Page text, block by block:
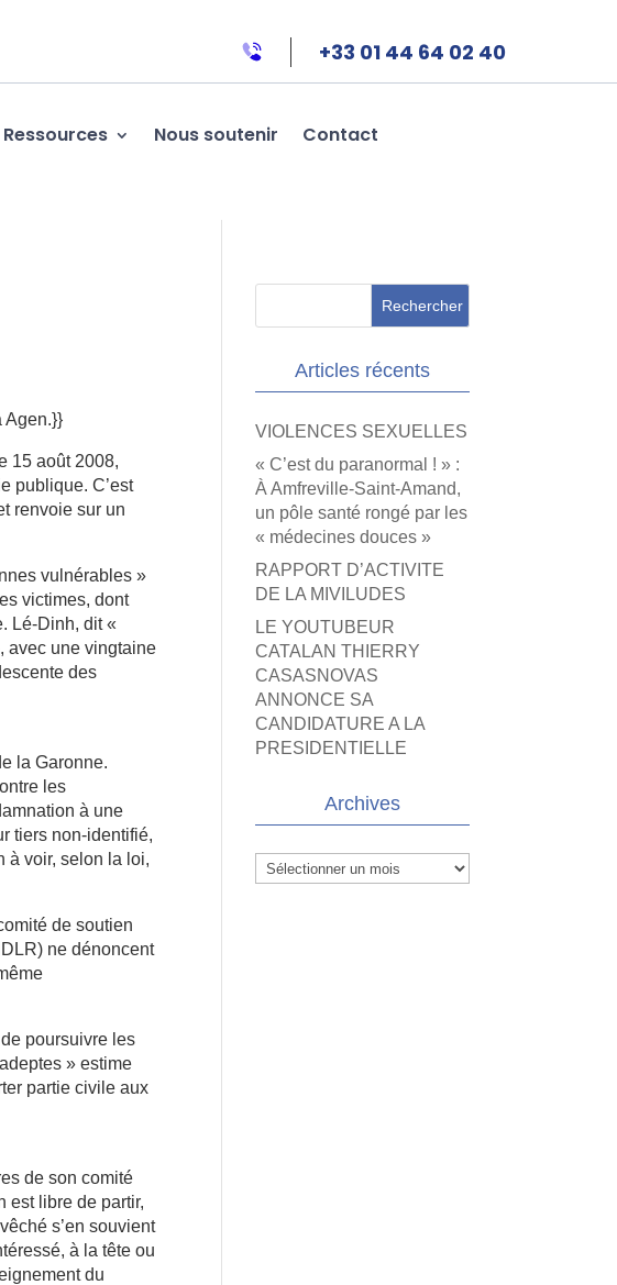
+33 01 44 64 02 40
Ressources Nous soutenir Contact
Agen.}}
15 août 2008,
publique. C’est
renvoie sur un
vulnérables »
victimes, dont
Lé-Dinh, dit «
avec une vingtaine
des
la Garonne.
les
à une
tiers non-identifié,
à voir, selon la loi,
de soutien
ne dénoncent
poursuivre les
» estime
partie civile aux
de son comité
est libre de partir,
s’en souvient
à la tête ou
du
Articles récents
VIOLENCES SEXUELLES
« C’est du paranormal ! » :
À Amfreville-Saint-Amand,
un pôle santé rongé par les
« médecines douces »
RAPPORT D’ACTIVITE
DE LA MIVILUDES
LE YOUTUBEUR
CATALAN THIERRY
CASASNOVAS
ANNONCE SA
CANDIDATURE A LA
PRESIDENTIELLE
Archives
Archives